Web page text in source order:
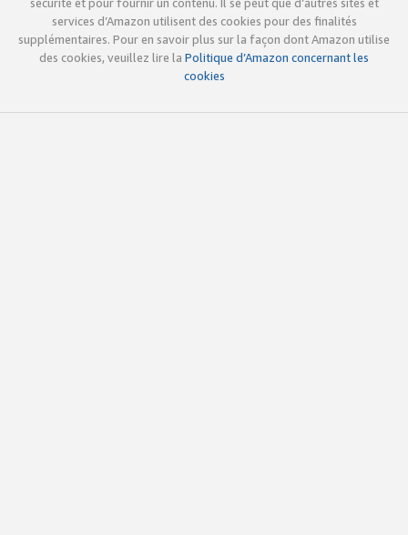
sécurité et pour fournir un contenu. Il se peut que d’autres sites et
services d’Amazon utilisent des cookies pour des finalités
supplémentaires. Pour en savoir plus sur la façon dont Amazon utilise
des cookies, veuillez lire la Politique d’Amazon concernant les
cookies